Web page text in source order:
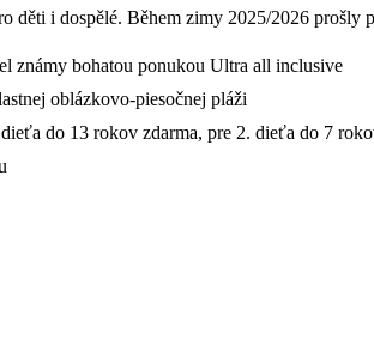
děti i dospělé. Během zimy 2025/2026 prošly
známy bohatou ponukou Ultra all inclusive
oblázkovo-piesočnej pláži
do 13 rokov zdarma, pre 2. dieťa do 7